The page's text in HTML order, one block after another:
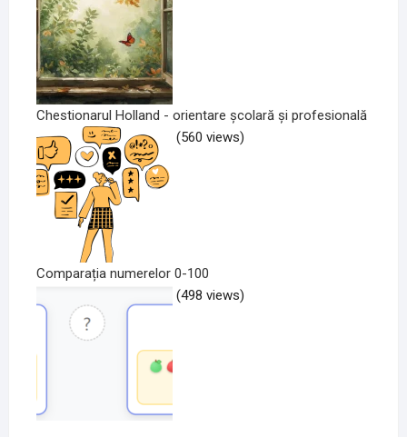
Chestionarul Holland - orientare școlară și profesională
(560 views)
Comparația numerelor 0-100
(498 views)